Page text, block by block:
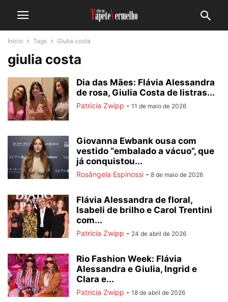
Início Tags Giulia costa
giulia costa
Dia das Mães: Flávia Alessandra
de rosa, Giulia Costa de listras...
Patricia Zwipp - 11 de maio de 2026
Giovanna Ewbank ousa com
vestido “embalado a vácuo”, que
já conquistou...
Rosângela Espinossi - 8 de maio de 2026
Flávia Alessandra de floral,
Isabeli de brilho e Carol Trentini
com...
Patricia Zwipp - 24 de abril de 2026
Rio Fashion Week: Flávia
Alessandra e Giulia, Ingrid e
Clara e...
Patricia Zwipp - 18 de abril de 2026